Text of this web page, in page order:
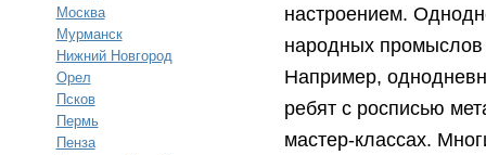
Москва
Мурманск
Нижний Новгород
Орел
Псков
Пермь
Пенза
настроением.
народных промыслов
Например,
ребят с росписью
мастер-классах.